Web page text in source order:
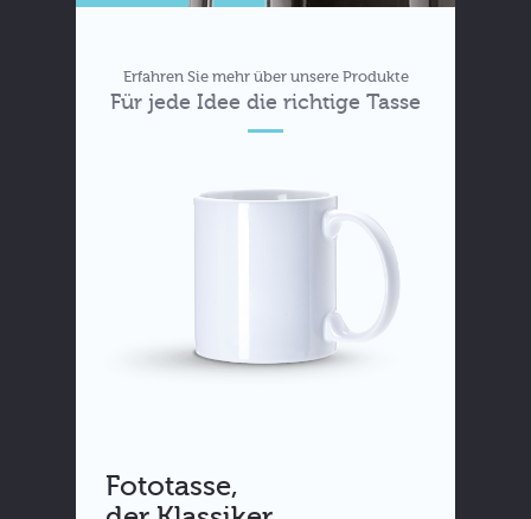
Erfahren Sie mehr über unsere Produkte
Für jede Idee die richtige Tasse
Fototasse,